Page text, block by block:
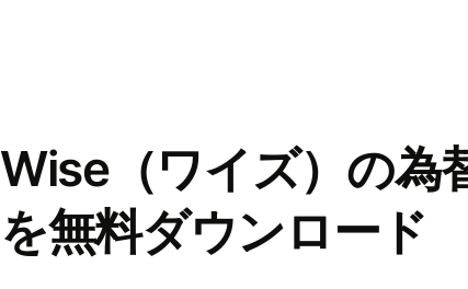
Wise（ワイズ）の為
を無料ダウンロード